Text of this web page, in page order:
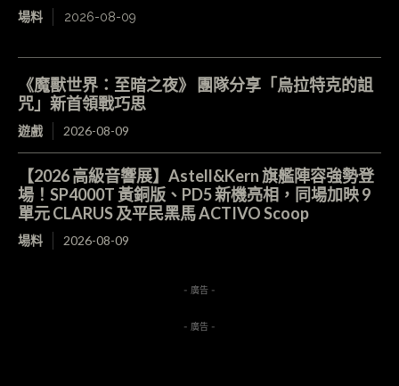
場料 2026-08-09
《魔獸世界：至暗之夜》 團隊分享「烏拉特克的詛
咒」新首領戰巧思
遊戲 2026-08-09
【2026 高級音響展】Astell&Kern 旗艦陣容強勢登
場！SP4000T 黃銅版、PD5 新機亮相，同場加映 9
單元 CLARUS 及平民黑馬 ACTIVO Scoop
場料 2026-08-09
- 廣告 -
- 廣告 -